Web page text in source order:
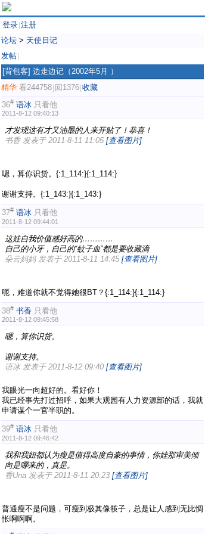
登录 注册
论坛 > 天使日记
发帖
[背包客] 边走边记（2002年5月 ）
精华 看244758 回1376 收藏
36# 语冰 只看他
2011-8-12 09:40:13
才发现这有才又油墨的人来开贴了！恭喜！
书香 发表于 2011-8-11 11:05 [查看图片]
嗯，算你识货。{:1_114:}{:1_114:}
谢谢支持。{:1_143:}{:1_143:}
37# 语冰 只看他
2011-8-12 09:44:01
这娃自我价值感好高的…………
自己的小牙，自己的“蚊子血”都是要收藏滴
朵云妈妈 发表于 2011-8-11 14:45 [查看图片]
呃，难道你就不觉得她很BT？{:1_114:}{:1_114:}
38# 书香 只看他
2011-8-12 09:45:58
嗯，算你识货。
谢谢支持。
语冰 发表于 2011-8-12 09:40 [查看图片]
我眼光一向超好的。看好你！
我已经事先打过招呼，如果大观园有人力资源部的话，我就
申请谋个一官半职的。
39# 语冰 只看他
2011-8-12 09:46:42
我和我妞都认为瘦是值得高度自豪的事情，你娃那审美倾
向是哪来的，真是。
香Una 发表于 2011-8-11 20:23 [查看图片]
普通瘦不是问题，可瘦到极其像筷子，总是让人感到无比惆
怅啊啊啊。